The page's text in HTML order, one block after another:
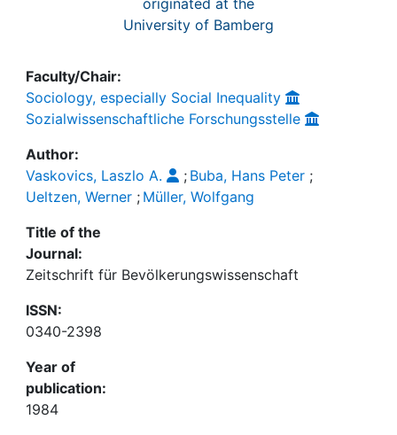
originated at the
University of Bamberg
Faculty/Chair:
Sociology, especially Social Inequality
Sozialwissenschaftliche Forschungsstelle
Author:
Vaskovics, Laszlo A.
; Buba, Hans Peter ;
Ueltzen, Werner ; Müller, Wolfgang
Title of the
Journal:
Zeitschrift für Bevölkerungswissenschaft
ISSN:
0340-2398
Year of
publication:
1984